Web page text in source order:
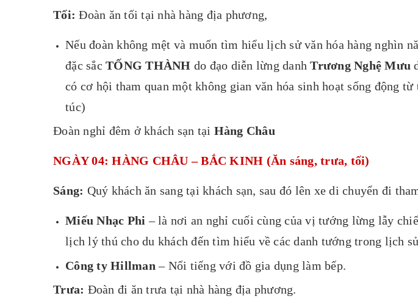
Tối: Đoàn ăn tối tại nhà hàng địa phương,
Nếu đoàn không mệt và muốn tìm hiểu lịch sử văn hóa hàng nghìn
đặc sắc TỐNG THÀNH do đạo diễn lừng danhTrương Nghệ Mưu
có cơ hội tham quan một không gian văn hóa sinh hoạt sống động
túc)
Đoàn nghỉ đêm ở khách sạn tại Hàng Châu
NGÀY 04: HÀNG CHÂU – BẮC KINH (Ăn sáng, trưa, tối)
Sáng: Quý khách ăn sang tại khách sạn, sau đó lên xe di chuyển đi
Miếu Nhạc Phi – là nơi an nghỉ cuối cùng của vị tướng lừng lẫy
lịch lý thú cho du khách đến tìm hiểu về các danh tướng trong lịch
Công ty Hillman – Nổi tiếng với đồ gia dụng làm bếp.
Trưa: Đoàn đi ăn trưa tại nhà hàng địa phương.